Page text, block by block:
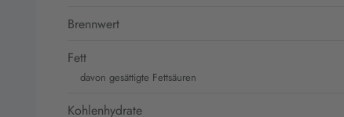
Brennwert
Fett
davon gesättigte Fettsäuren
Kohlenhydrate